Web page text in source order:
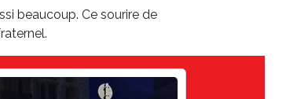
beaucoup. Ce sourire de